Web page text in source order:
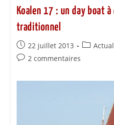
Koalen 17 : un day boat
traditionnel
22 juillet 2013
2 commentaires